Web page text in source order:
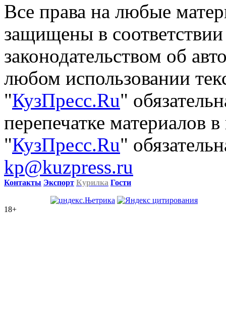
Все права на любые
защищены в
законодательством об
любом использовании
"КузПресс.Ru"
перепечатке материалов
"КузПресс.Ru"
kp@kuzpress.ru
Контакты Экспорт Курилка Гости
18+